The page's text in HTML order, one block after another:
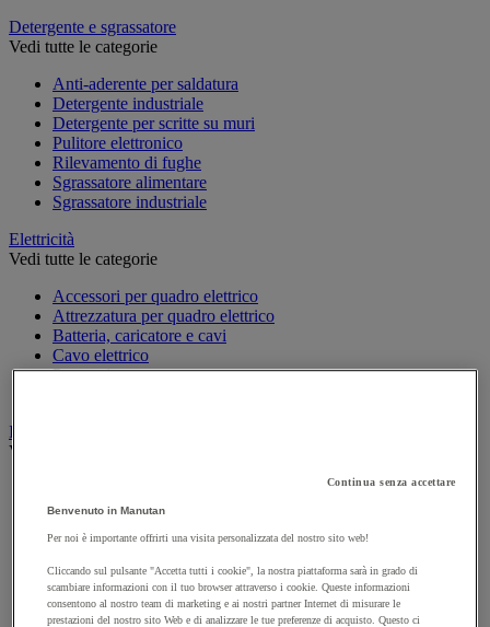
Detergente e sgrassatore
Vedi tutte le categorie
Anti-aderente per saldatura
Detergente industriale
Detergente per scritte su muri
Pulitore elettronico
Rilevamento di fughe
Sgrassatore alimentare
Sgrassatore industriale
Elettricità
Vedi tutte le categorie
Accessori per quadro elettrico
Attrezzatura per quadro elettrico
Batteria, caricatore e cavi
Cavo elettrico
Presa e interruttore
Illuminazione
Vedi tutte le categorie
Lampada da officina
Lampada portatile
Lampadina
Proiettore da cantiere
Torcia
Continua senza accettare
Benvenuto in Manutan
Per noi è importante offrirti una visita personalizzata del nostro sito web!
Cliccando sul pulsante "Accetta tutti i cookie", la nostra piattaforma sarà in grado di
scambiare informazioni con il tuo browser attraverso i cookie. Queste informazioni
consentono al nostro team di marketing e ai nostri partner Internet di misurare le
prestazioni del nostro sito Web e di analizzare le tue preferenze di acquisto. Questo ci